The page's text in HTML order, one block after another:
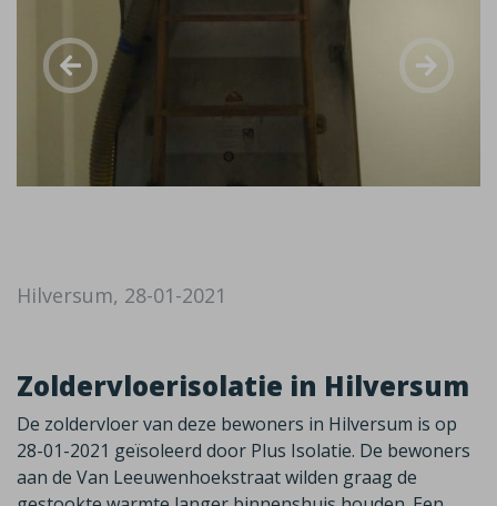
Hilversum, 28-01-2021
Zoldervloerisolatie in Hilversum
De zoldervloer van deze bewoners in Hilversum is op
28-01-2021 geïsoleerd door Plus Isolatie. De bewoners
aan de Van Leeuwenhoekstraat wilden graag de